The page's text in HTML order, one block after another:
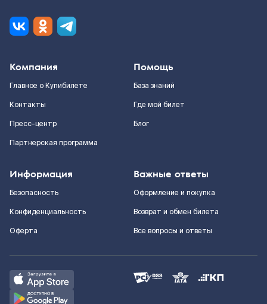
Компания
Главное о Купибилете
Контакты
Пресс-центр
Партнерская программа
Помощь
База знаний
Где мой билет
Блог
Информация
Безопасность
Конфиденциальность
Оферта
Важные ответы
Оформление и покупка
Возврат и обмен билета
Все вопросы и ответы